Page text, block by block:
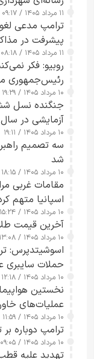
جاسوسی گفت
۱۱ مرداد ۱۴۰۵ / ۰۹:۱۷
پیشرفت در
۱۱ مرداد ۱۴۰۵ / ۰۸:۱۸
روبیو: فکر
رئیس‌جمهوری
کسی که واقعاً
۱۰ مرداد ۱۴۰۵ / ۱۹:۲۹
آزمایشی در سال ۲۰۲۸ انجام می‌شود
۱۰ مرداد ۱۴۰۵ / ۱۹:۱۱
سه تصمیم
شد
۱۰ مرداد ۱۴۰۵ / ۱۸:۱۵
مقامات غربی
اسپانیا متهم
۱۰ مرداد ۱۴۰۵ / ۱۵:۲۴
آخرین قیمت طلا، سکه
۱۰ مرداد ۱۴۰۵ / ۱۳:۰۸
اسوشیتدپرس:
حملات سایبری
ارائه نکرد
۱۰ مرداد ۱۴۰۵ / ۱۲:۱۸
نخستین
عملیات‌های
شدند
۱۰ مرداد ۱۴۰۵ / ۱۱:۵۹
ترامپ دوباره
۱۰ مرداد ۱۴۰۵ / ۰۹:۰۵
تهدید علیه